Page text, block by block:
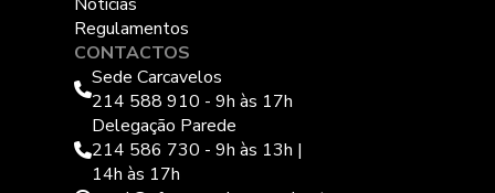
Regulamentos
CONTACTOS
Sede Carcavelos
214 588 910 - 9h às 17h
Delegação Parede
214 586 730 - 9h às 13h |
14h às 17h